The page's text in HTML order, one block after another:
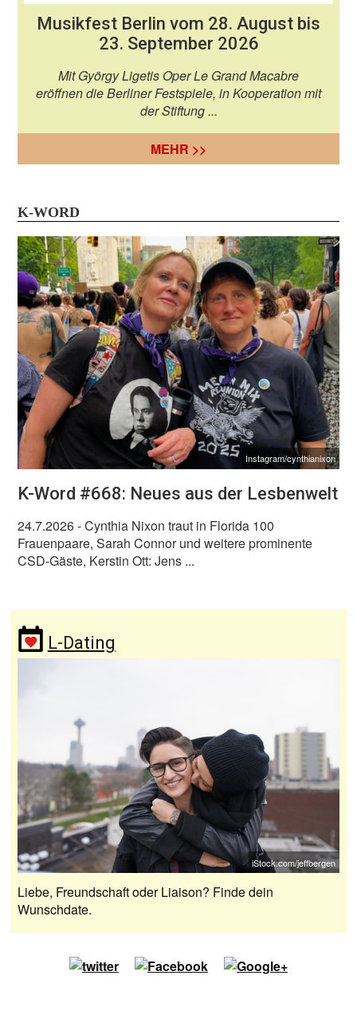
Musikfest Berlin vom 28. August bis
23. September 2026
Mit György Ligetis Oper Le Grand Macabre
eröffnen die Berliner Festspiele, in Kooperation mit
der Stiftung ...
MEHR >>
K-WORD
Instagram/cynthianixon
K-Word #668: Neues aus der Lesbenwelt
24.7.2026- Cynthia Nixon traut in Florida 100
Frauenpaare, Sarah Connor und weitere prominente
CSD-Gäste, Kerstin Ott: Jens ...
L-Dating
iStock.com/jeffbergen
Liebe, Freundschaft oder Liaison? Finde dein
Wunschdate.